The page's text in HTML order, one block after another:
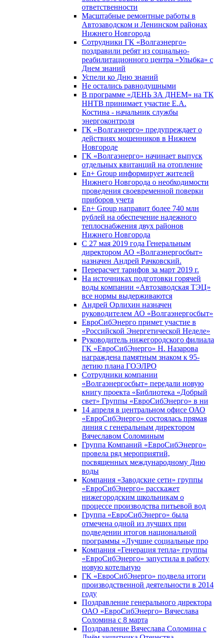
ответственности
Масштабные ремонтные работы в
Автозаводском и Ленинском районах
Нижнего Новгорода
Сотрудники ГК «Волгаэнерго»
поздравили ребят из социально-
реабилитационного центра «Улыбка» с
Днем знаний
Успели ко Дню знаний
Не остались равнодушными
В программе «ДЕНЬ ЗА ДНЕМ» на ТК
ННТВ принимает участие Е.А.
Костина - начальник службы
энергоконтроля
ГК «Волгаэнерго» предупреждает о
действиях мошенников в Нижнем
Новгороде
ГК «Волгаэнерго» начинает выпуск
отдельных квитанций на отопление
En+ Group информирует жителей
Нижнего Новгорода о необходимости
проведения своевременной поверки
приборов учета
En+ Group направит более 740 млн
рублей на обеспечение надежного
теплоснабжения двух районов
Нижнего Новгорода
С 27 мая 2019 года Генеральным
директором АО «Волгаэнергосбыт»
назначен Андрей Рачковский.
Перерасчет тарифов за март 2019 г.
На источниках подготовки горячей
воды компании «Автозаводская ТЭЦ»
все нормы выдерживаются
Андрей Орлихин назначен
руководителем АО «Волгаэнергосбыт»
ЕвроСибЭнерго примет участие в
«Российской Энергетической Неделе»
Руководитель нижегородского филиала
ГК «ЕвроСибЭнерго» Н. Назарова
награждена памятным знаком к 95-
летию плана ГОЭЛРО
Сотрудники компании
«Волгаэнергосбыт» передали новую
книгу проекта «Библиотека «Добрый
свет» Группы «ЕвроСибЭнерго» в ни
14 апреля в центральном офисе ОАО
«ЕвроСибЭнерго» состоялась прямая
линия с генеральным директором
Вячеславом Соломиным
Группа Компаний «ЕвроСибЭнерго»
провела ряд мероприятий,
посвященных международному Дню
воды
Компания «Заводские сети» группы
«ЕвроСибЭнерго» расскажет
нижегородским школьникам о
процессе производства питьевой вод
Группа «ЕвроСибЭнерго» была
отмечена одной из лучших при
подведении итогов национальной
программы «Лучшие социальные про
Компания «Генерация тепла» группы
«ЕвроСибЭнерго» запустила в работу
новую котельную
ГК «ЕвроСибЭнерго» подвела итоги
производственной деятельности в 2014
году
Поздравление генерального директора
ОАО «ЕвроСибЭнерго» Вячеслава
Соломина с 8 марта
Поздравление Вячеслава Соломина с